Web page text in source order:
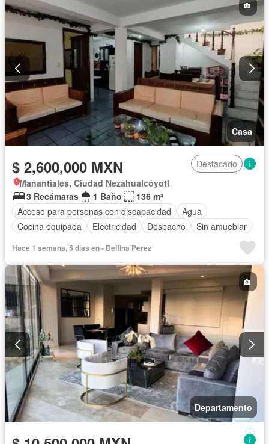
Casa
$ 2,600,000 MXN
Destacado
Manantiales, Ciudad Nezahualcóyotl
3 Recámaras
1 Baño
136 m²
Acceso para personas con discapacidad
Agua
Cocina equipada
Electricidad Despacho Sin amueblar
Hace 1 semana, 5 días en - Delfina Perez
Departamento